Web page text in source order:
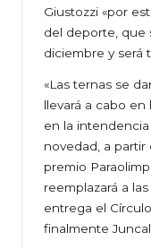
Giustozzi «por
del deporte, que
diciembre y será
«Las ternas se
llevará a cabo
en la
novedad, a partir
premio
reemplazará a
entrega el
finalmente Juncal.